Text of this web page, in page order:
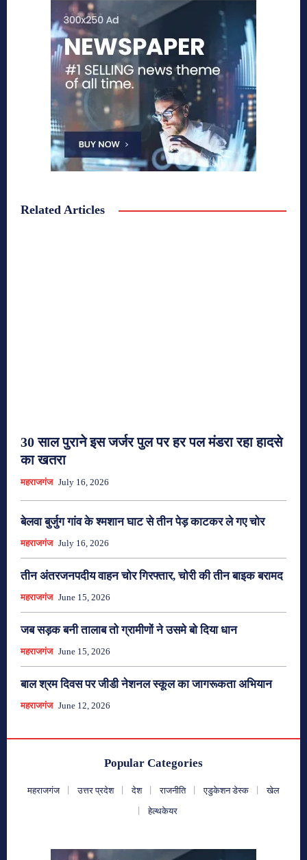
Related Articles
30 साल पुराने इस जर्जर पुल पर हर पल मंडरा रहा हादसे
का खतरा
महराजगंज July 16, 2026
बेलवा बुर्जुग गांव के श्मशान घाट से तीन पेड़ काटकर ले गए चोर
महराजगंज July 16, 2026
तीन अंतरजनपदीय वाहन चोर गिरफ्तार, चोरी की तीन बाइक बरामद
महराजगंज June 15, 2026
जब सड़क बनी तालाब तो ग्रामीणों ने उसमे बो दिया धान
महराजगंज June 15, 2026
बाल श्रम दिवस पर जीडी नेशनल स्कूल का जागरूकता अभियान
महराजगंज June 12, 2026
Popular Categories
महराजगंज उत्तर प्रदेश देश राजनीति एडुकेशन डेस्क
खेल
हेल्थकेयर